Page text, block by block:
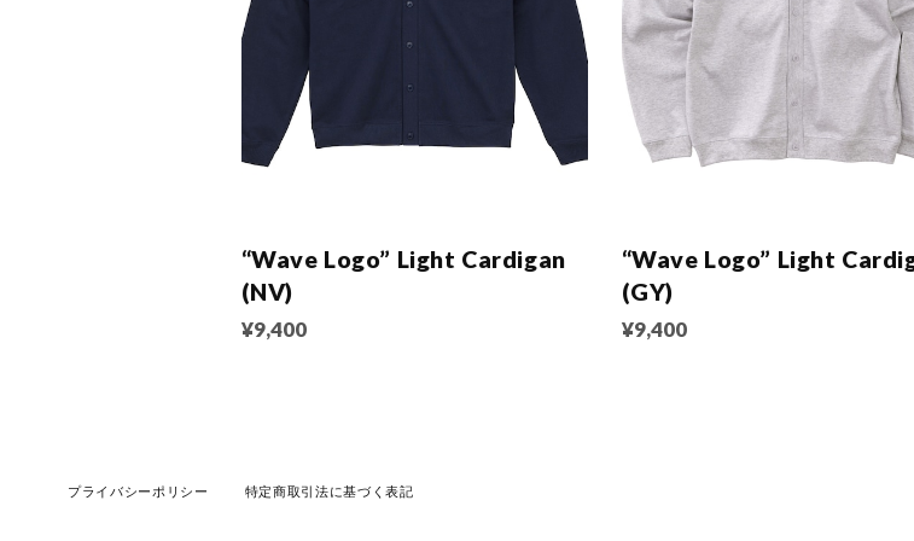
“Wave Logo” Light Cardigan
(NV)
¥9,400
“Wave Logo” Light
(GY)
¥9,400
プライバシーポリシー 特定商取引法に基づく表記